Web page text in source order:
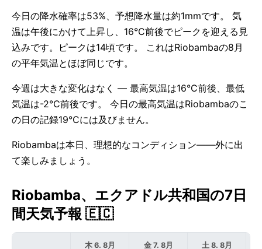
今日の降水確率は53%、予想降水量は約1mmです。 気
温は午後にかけて上昇し、16°C前後でピークを迎える見
込みです。ピークは14頃です。 これはRiobambaの8月
の平年気温とほぼ同じです。
今週は大きな変化はなく — 最高気温は16°C前後、最低
気温は-2°C前後です。 今日の最高気温はRiobambaのこ
の日の記録19°Cには及びません。
Riobambaは本日、理想的なコンディション——外に出
て楽しみましょう。
Riobamba、エクアドル共和国の7日
間天気予報 🇪🇨
木 6. 8月 金 7. 8月 土 8. 8月